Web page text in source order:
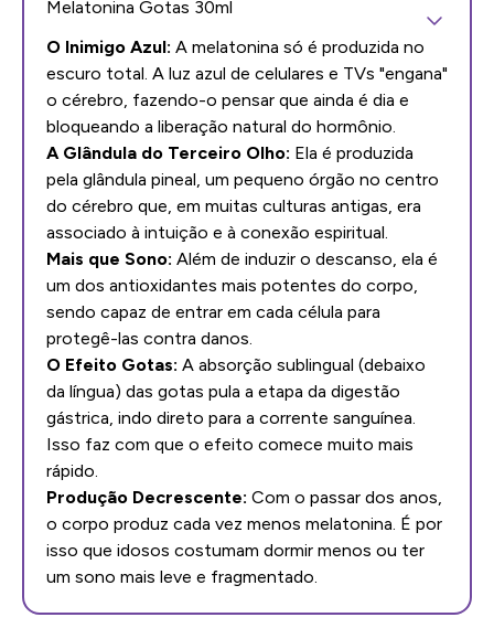
Melatonina Gotas 30ml
O Inimigo Azul: A melatonina só é produzida no
escuro total. A luz azul de celulares e TVs "engana"
o cérebro, fazendo-o pensar que ainda é dia e
bloqueando a liberação natural do hormônio.
A Glândula do Terceiro Olho: Ela é produzida
pela glândula pineal, um pequeno órgão no centro
do cérebro que, em muitas culturas antigas, era
associado à intuição e à conexão espiritual.
Mais que Sono: Além de induzir o descanso, ela é
um dos antioxidantes mais potentes do corpo,
sendo capaz de entrar em cada célula para
protegê-las contra danos.
O Efeito Gotas: A absorção sublingual (debaixo
da língua) das gotas pula a etapa da digestão
gástrica, indo direto para a corrente sanguínea.
Isso faz com que o efeito comece muito mais
rápido.
Produção Decrescente: Com o passar dos anos,
o corpo produz cada vez menos melatonina. É por
isso que idosos costumam dormir menos ou ter
um sono mais leve e fragmentado.